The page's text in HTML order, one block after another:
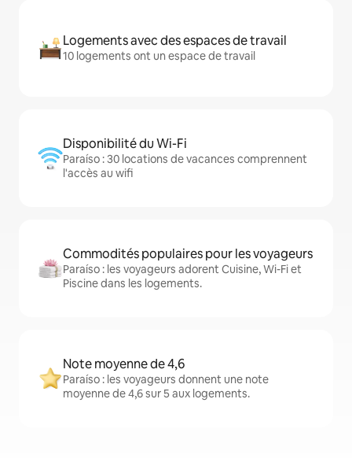
Logements avec des espaces de travail
10 logements ont un espace de travail
Disponibilité du Wi-Fi
Paraíso : 30 locations de vacances comprennent
l'accès au wifi
Commodités populaires pour les voyageurs
Paraíso : les voyageurs adorent Cuisine, Wi-Fi et
Piscine dans les logements.
Note moyenne de 4,6
Paraíso : les voyageurs donnent une note
moyenne de 4,6 sur 5 aux logements.